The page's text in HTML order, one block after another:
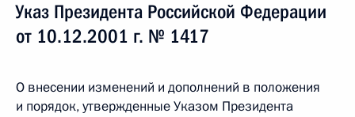
Указ Президента Российской Федерации
от 10.12.2001 г. № 1417
О внесении изменений и дополнений в положения
и порядок, утвержденные Указом Президента